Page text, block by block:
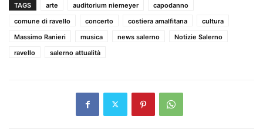
TAGS arte auditorium niemeyer
capodanno
comune di ravello
concerto costiera amalfitana
cultura
Massimo Ranieri
musica news salerno
Notizie Salerno
ravello
salerno attualità